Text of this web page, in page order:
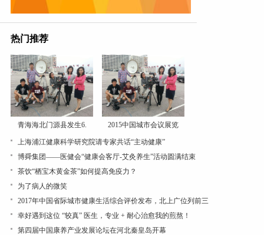
热门推荐
青海海北门源县发生6. 2015中国城市会议展览
上海浦江健康科学研究院请专家共话“主动健康”
博舜集团——医健会“健康会客厅-艾灸养生”活动圆满结束
茶饮“栖宝木黄金茶”如何提高免疫力？
为了病人的微笑
2017年中国省际城市健康生活综合评价发布，北上广位列前三
幸好遇到这位 “较真” 医生，专业 + 耐心治愈我的煎熬！
第四届中国康养产业发展论坛在河北秦皇岛开幕